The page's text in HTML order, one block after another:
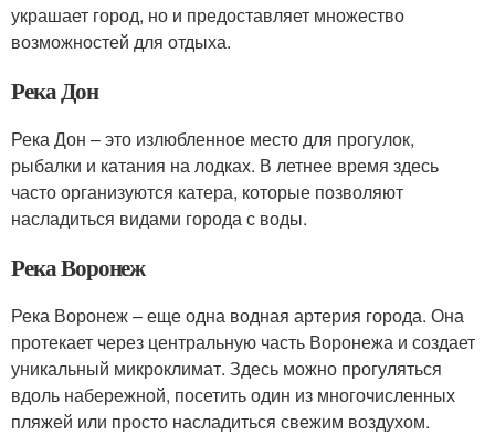
украшает город, но и предоставляет множество
возможностей для отдыха.
Река Дон
Река Дон – это излюбленное место для прогулок,
рыбалки и катания на лодках. В летнее время здесь
часто организуются катера, которые позволяют
насладиться видами города с воды.
Река Воронеж
Река Воронеж – еще одна водная артерия города. Она
протекает через центральную часть Воронежа и создает
уникальный микроклимат. Здесь можно прогуляться
вдоль набережной, посетить один из многочисленных
пляжей или просто насладиться свежим воздухом.